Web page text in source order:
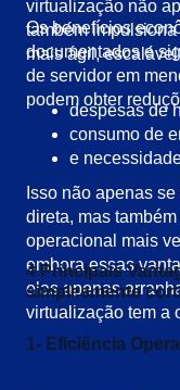
virtualização não
também
mais ágil,
Os benefícios
documentados e
de servidor em
podem obter
despesas de
consumo de
e
Isso não apenas
direta, mas
operacional mais
embora essas
elas apenas
virtualização tem a
4 Principais
simplesmente
1- Eficiência